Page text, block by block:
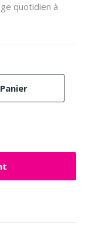
quotidien à